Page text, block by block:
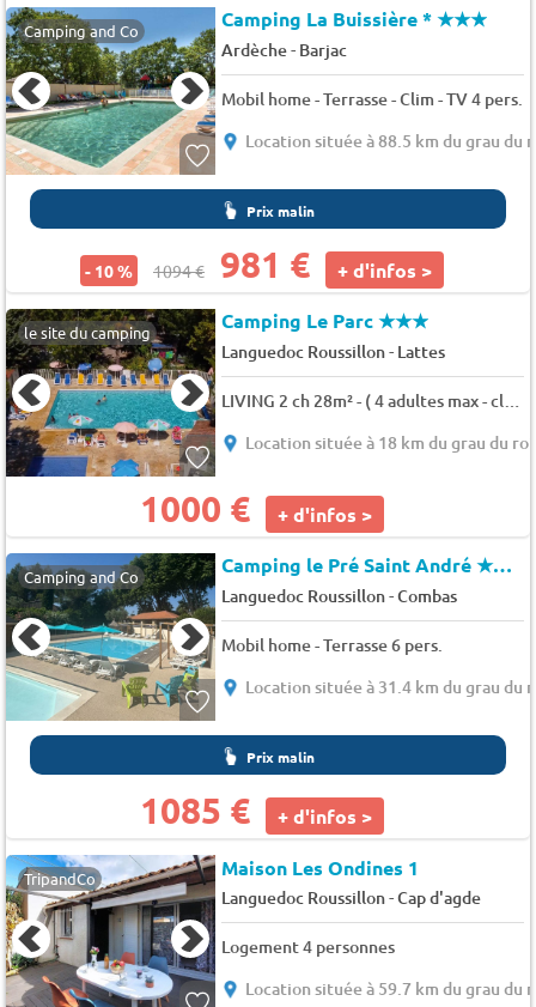
Camping and Co Camping La Buissière *★★★
Ardèche- Barjac
Mobil home - Terrasse - Clim - TV 4 pers.
Location située à 88.5 km du grau du
Prix malin
- 10 % 1094 € 981 € + d'infos >
le site du camping Camping Le Parc★★★
Languedoc Roussillon- Lattes
LIVING 2 ch 28m² - ( 4 adultes max - climatisation en option) 4 pers.
Location située à 18 km du grau du roi
1000 € + d'infos >
Camping and Co Camping le Pré Saint André★★★
Languedoc Roussillon-Combas
Mobil home - Terrasse 6 pers.
Location située à 31.4 km du grau du
Prix malin
1085 € + d'infos >
TripandCo Maison Les Ondines 1
Languedoc Roussillon-Cap d'agde
Logement 4 personnes
Location située à 59.7 km du grau du